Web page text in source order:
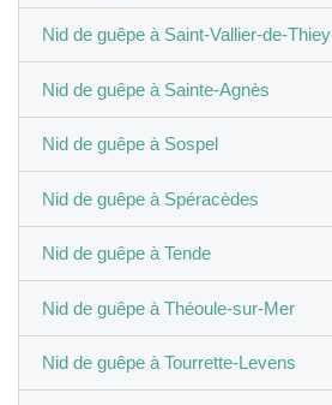
Nid de guêpe à Saint-Vallier-de-Thiey
Nid de guêpe à Sainte-Agnès
Nid de guêpe à Sospel
Nid de guêpe à Spéracèdes
Nid de guêpe à Tende
Nid de guêpe à Théoule-sur-Mer
Nid de guêpe à Tourrette-Levens